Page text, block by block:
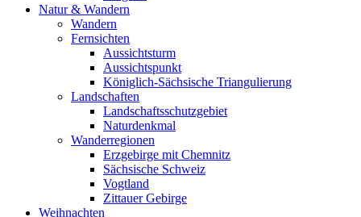
Natur & Wandern
Wandern
Fernsichten
Aussichtsturm
Aussichtspunkt
Königlich-Sächsische Triangulierung
Landschaften
Landschaftsschutzgebiet
Naturdenkmal
Wanderregionen
Erzgebirge mit Chemnitz
Sächsische Schweiz
Vogtland
Zittauer Gebirge
Weihnachten